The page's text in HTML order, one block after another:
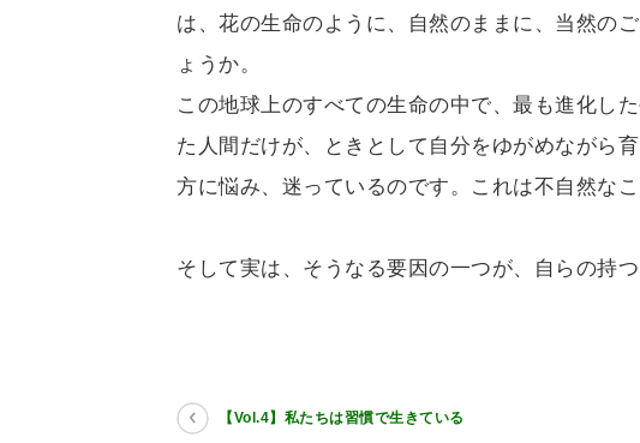
は、花の生命のように、自然のままに、当然の
ょうか。
この地球上のすべての生命の中で、最も進化し
た人間だけが、ときとして自分をゆがめながら
方に悩み、迷っているのです。これは不自然なこ
そして実は、そうなる要因の一つが、自らの持
【Vol.4】私たちは習慣で生きている